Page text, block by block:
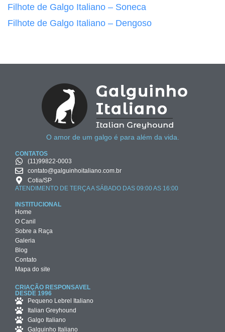
Filhote de Galgo Italiano – Soneca
Filhote de Galgo Italiano – Dengoso
O amor de um galgo é para além da vida.
CONTATOS
(11)99822-0003
contato@galguinhoitaliano.com.br
Cotia/SP
ATENDIMENTO DE TERÇA A SÁBADO DAS 09:00 AS 16:00
INSTITUCIONAL
Home
O Canil
Sobre a Raça
Galeria
Blog
Contato
Mapa do site
CRIAÇÃO RESPONSAVEL
DESDE 1996
Pequeno Lebrel Italiano
Italian Greyhound
Galgo Italiano
Galguinho Italiano